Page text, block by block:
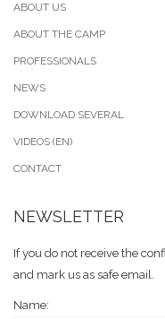
ABOUT US
ABOUT THE CAMP
PROFESSIONALS
NEWS
DOWNLOAD SEVERAL
VIDEOS (EN)
CONTACT
NEWSLETTER
If you do not receive the
and mark us as safe email.
Name: